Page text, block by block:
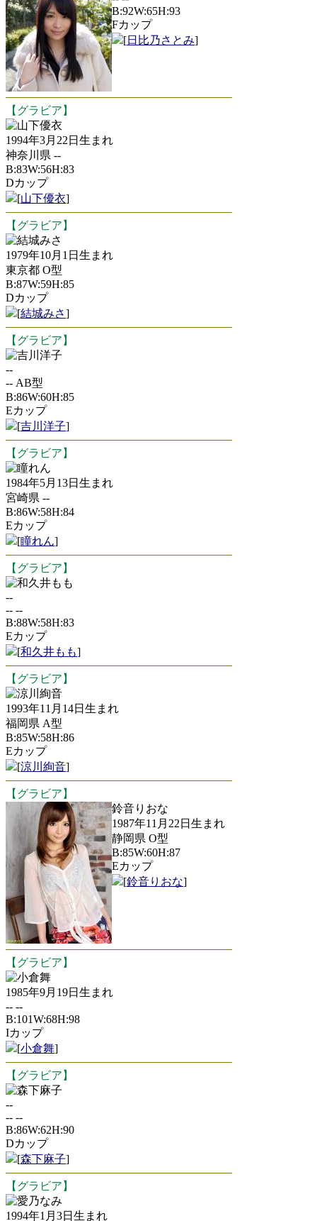
B:92W:65H:93
Fカップ
[日比乃さとみ]
【グラビア】
山下優衣
1994年3月22日生まれ
神奈川県 --
B:83W:56H:83
Dカップ
[山下優衣]
【グラビア】
結城みさ
1979年10月1日生まれ
東京都 O型
B:87W:59H:85
Dカップ
[結城みさ]
【グラビア】
吉川洋子
--
-- AB型
B:86W:60H:85
Eカップ
[吉川洋子]
【グラビア】
瞳れん
1984年5月13日生まれ
宮崎県 --
B:86W:58H:84
Eカップ
[瞳れん]
【グラビア】
和久井もも
--
-- --
B:88W:58H:83
Eカップ
[和久井もも]
【グラビア】
涼川絢音
1993年11月14日生まれ
福岡県 A型
B:85W:58H:86
Eカップ
[涼川絢音]
【グラビア】
鈴音りおな
1987年11月22日生まれ
静岡県 O型
B:85W:60H:87
Eカップ
[鈴音りおな]
【グラビア】
小倉舞
1985年9月19日生まれ
-- --
B:101W:68H:98
Iカップ
[小倉舞]
【グラビア】
森下麻子
--
-- --
B:86W:62H:90
Dカップ
[森下麻子]
【グラビア】
愛乃なみ
1994年1月3日生まれ